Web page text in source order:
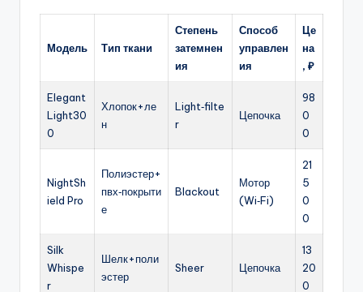
Модель Тип ткани
Степень
затемнен
ия
Способ
управлен
ия
Це
на
, ₽
Elegant
Light30
0
Хлопок+ле
н
Light‑filte
r
Цепочка
98
0
0
NightSh
ield Pro
Полиэстер+
пвх‑покрыти
е
Blackout
Мотор
(Wi‑Fi)
21
5
0
0
Silk
Whispe
r
Шелк+поли
эстер
Sheer Цепочка
13
20
0